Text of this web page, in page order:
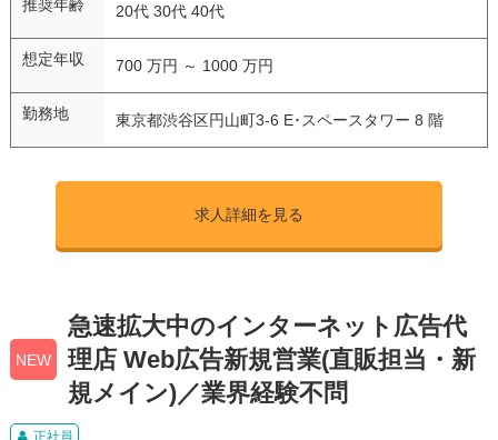
推奨年齢 20代 30代 40代
想定年収 700 万円 ～ 1000 万円
勤務地 東京都渋谷区円山町3-6 E･スペースタワー 8 階
求人詳細を見る
NEW
急速拡大中のインターネット広告代
理店 Web広告新規営業(直販担当・新
規メイン)／業界経験不問
正社員